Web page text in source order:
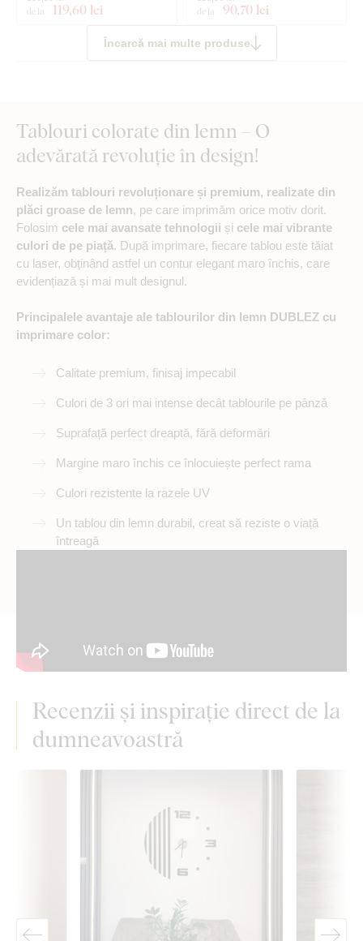
de la 119,60 lei de la 90,70 lei
Încarcă mai multe produse
Tablouri colorate din lemn – O
adevărată revoluție în design!
Realizăm tablouri revoluționare și premium, realizate din
plăci groase de lemn, pe care imprimăm orice motiv dorit.
Folosim cele mai avansate tehnologii și cele mai vibrante
culori de pe piață. După imprimare, fiecare tablou este tăiat
cu laser, obținând astfel un contur elegant maro închis, care
evidențiază și mai mult designul.
Principalele avantaje ale tablourilor din lemn DUBLEZ cu
imprimare color:
Calitate premium, finisaj impecabil
Culori de 3 ori mai intense decât tablourile pe pânză
Suprafață perfect dreaptă, fără deformări
Margine maro închis ce înlocuiește perfect rama
Culori rezistente la razele UV
Un tablou din lemn durabil, creat să reziste o viață
întreagă
Recenzii și inspirație direct de la
dumneavoastră